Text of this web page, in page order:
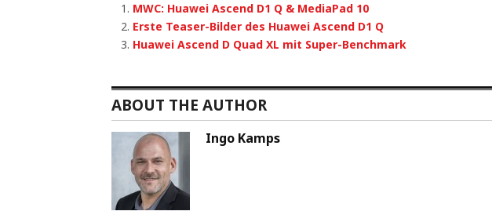
MWC: Huawei Ascend D1 Q & MediaPad 10
Erste Teaser-Bilder des Huawei Ascend D1 Q
Huawei Ascend D Quad XL mit Super-Benchmark
ABOUT THE AUTHOR
Ingo Kamps